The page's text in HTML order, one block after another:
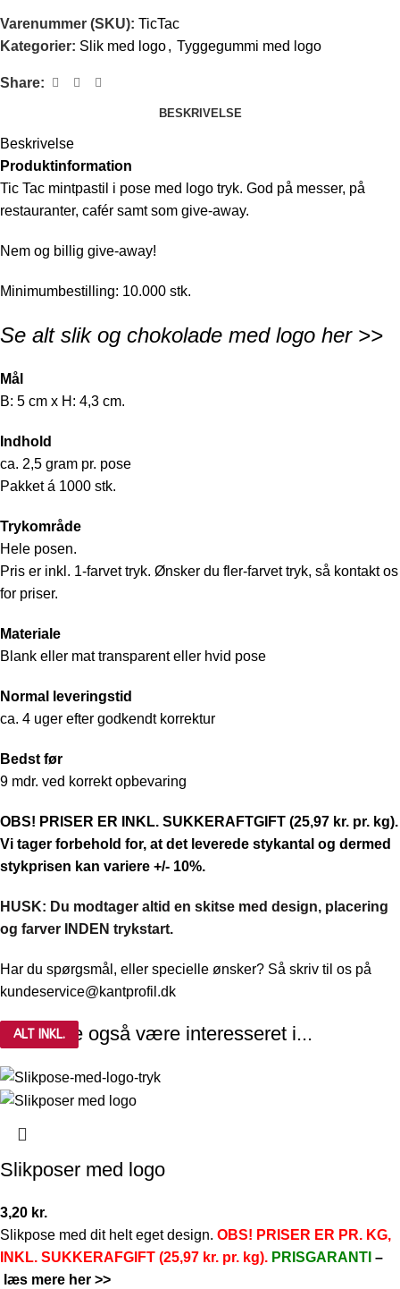
Varenummer (SKU): TicTac
Kategorier: Slik med logo, Tyggegummi med logo
Share:
BESKRIVELSE
Beskrivelse
Produktinformation
Tic Tac mintpastil i pose med logo tryk. God på messer, på
restauranter, cafér samt som give-away.
Nem og billig give-away!
Minimumbestilling: 10.000 stk.
Se alt slik og chokolade med logo her >>
Mål
B: 5 cm x H: 4,3 cm.
Indhold
ca. 2,5 gram pr. pose
Pakket á 1000 stk.
Trykområde
Hele posen.
Pris er inkl. 1-farvet tryk. Ønsker du fler-farvet tryk, så kontakt os
for priser.
Materiale
Blank eller mat transparent eller hvid pose
Normal leveringstid
ca. 4 uger efter godkendt korrektur
Bedst før
9 mdr. ved korrekt opbevaring
OBS! PRISER ER INKL. SUKKERAFTGIFT (25,97 kr. pr. kg).
Vi tager forbehold for, at det leverede stykantal og dermed
stykprisen kan variere +/- 10%.
HUSK: Du modtager altid en skitse med design, placering
og farver INDEN trykstart.
Har du spørgsmål, eller specielle ønsker? Så skriv til os på
kundeservice@kantprofil.dk
Du kunne også være interesseret i...
Slikposer med logo
3,20 kr.
Slikpose med dit helt eget design. OBS! PRISER ER PR. KG,
INKL. SUKKERAFGIFT (25,97 kr. pr. kg). PRISGARANTI –
læs mere her >>
ALT INKL.
ALT INKL.